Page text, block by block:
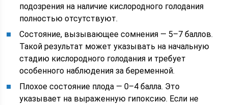
подозрения на наличие кислородного голодания
полностью отсутствуют.
Состояние, вызывающее сомнения — 5–7 баллов.
Такой результат может указывать на начальную
стадию кислородного голодания и требует
особенного наблюдения за беременной.
Плохое состояние плода — 0–4 балла. Это
указывает на выраженную гипоксию. Если не